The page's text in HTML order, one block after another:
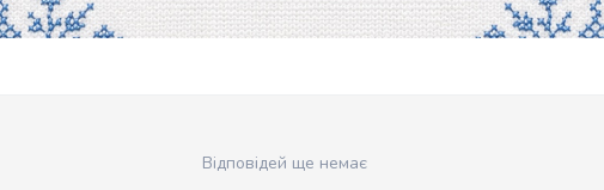
Відповідей ще немає